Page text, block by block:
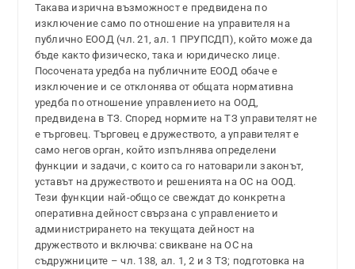
Такава изрична възможност е предвидена по
изключение само по отношение на управителя на
публично ЕООД (чл. 21, ал. 1 ПРУПСДП), който може да
бъде както физическо, така и юридическо лице.
Посочената уредба на публичните ЕООД обаче е
изключение и се отклонява от общата нормативна
уредба по отношение управлението на ООД,
предвидена в ТЗ. Според нормите на ТЗ управителят не
е търговец. Търговец е дружеството, а управителят е
само негов орган, който изпълнява определени
функции и задачи, с които са го натоварили законът,
уставът на дружеството и решенията на ОС на ООД.
Тези функции най-общо се свеждат до конкретна
оперативна дейност свързана с управлението и
администрирането на текущата дейност на
дружеството и включва: свикване на ОС на
съдружниците – чл. 138, ал. 1, 2 и 3 ТЗ; подготовка на